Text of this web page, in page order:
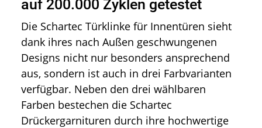
auf 200.000 Zyklen getestet
Die Schartec Türklinke für Innentüren sieht
dank ihres nach Außen geschwungenen
Designs nicht nur besonders ansprechend
aus, sondern ist auch in drei Farbvarianten
verfügbar. Neben den drei wählbaren
Farben bestechen die Schartec
Drückergarnituren durch ihre hochwertige